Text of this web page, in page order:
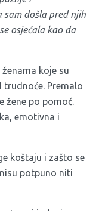
sam došla pred njih
osjećala kao da
koje su
Premalo
žene po pomoć.
emotivna i
koštaju i zašto se
potpuno niti